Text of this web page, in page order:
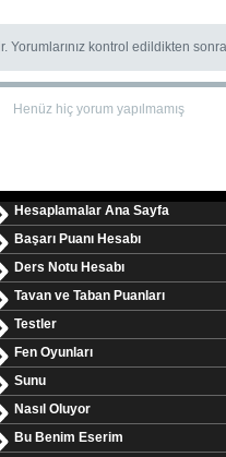
Yorumlarınız kontrol edildikten
Henüz hiç yorum yapılmamış
Hesaplamalar Ana Sayfa
Başarı Puanı Hesabı
Ders Notu Hesabı
Tavan ve Taban Puanları
Testler
Fen Oyunları
Sunu
Nasıl Oluyor
Bu Benim Eserim